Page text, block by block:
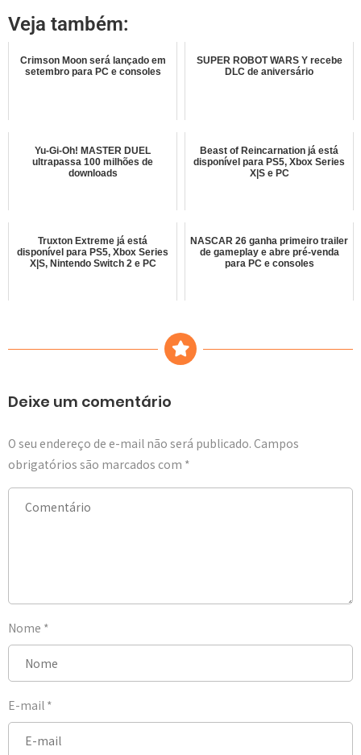
Veja também:
Crimson Moon será lançado em
setembro para PC e consoles
SUPER ROBOT WARS Y recebe
DLC de aniversário
Yu-Gi-Oh! MASTER DUEL
ultrapassa 100 milhões de
downloads
Beast of Reincarnation já está
disponível para PS5, Xbox Series
X|S e PC
Truxton Extreme já está
disponível para PS5, Xbox Series
X|S, Nintendo Switch 2 e PC
NASCAR 26 ganha primeiro trailer
de gameplay e abre pré-venda
para PC e consoles
Deixe um comentário
O seu endereço de e-mail não será publicado. Campos
obrigatórios são marcados com *
Nome *
E-mail *